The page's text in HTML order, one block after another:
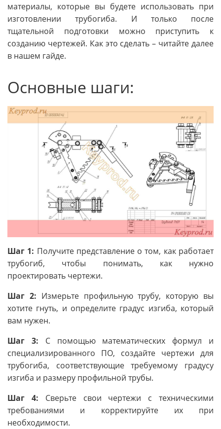
материалы, которые вы будете использовать при
изготовлении трубогиба. И только после
тщательной подготовки можно приступить к
созданию чертежей. Как это сделать – читайте далее
в нашем гайде.
Основные шаги:
Шаг 1: Получите представление о том, как работает
трубогиб, чтобы понимать, как нужно
проектировать чертежи.
Шаг 2: Измерьте профильную трубу, которую вы
хотите гнуть, и определите градус изгиба, который
вам нужен.
Шаг 3: С помощью математических формул и
специализированного ПО, создайте чертежи для
трубогиба, соответствующие требуемому градусу
изгиба и размеру профильной трубы.
Шаг 4: Сверьте свои чертежи с техническими
требованиями и корректируйте их при
необходимости.